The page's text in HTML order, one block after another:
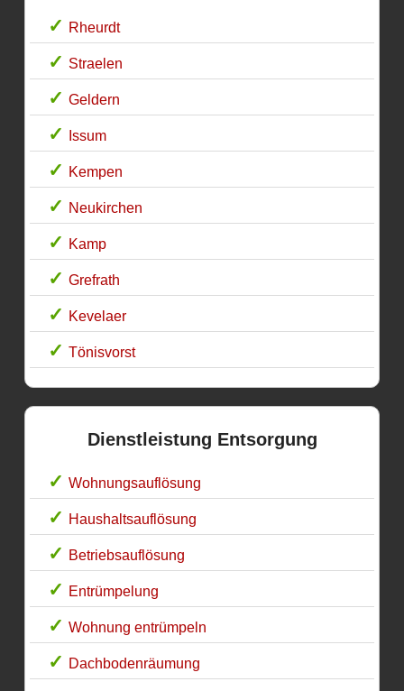
Rheurdt
Straelen
Geldern
Issum
Kempen
Neukirchen
Kamp
Grefrath
Kevelaer
Tönisvorst
Dienstleistung Entsorgung
Wohnungsauflösung
Haushaltsauflösung
Betriebsauflösung
Entrümpelung
Wohnung entrümpeln
Dachbodenräumung